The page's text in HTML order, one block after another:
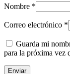
Nombre *
Correo electrónico *
Guarda mi
para la próxima vez